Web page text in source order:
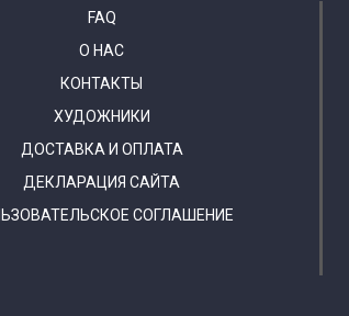
FAQ
О НАС
КОНТАКТЫ
ХУДОЖНИКИ
ДОСТАВКА И ОПЛАТА
ДЕКЛАРАЦИЯ САЙТА
СОГЛАШЕНИЕ